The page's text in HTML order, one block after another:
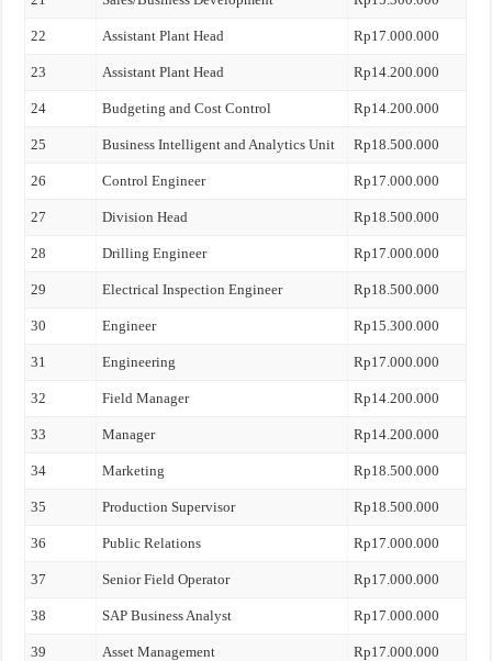
22 Assistant Plant Head Rp17.000.000
23 Assistant Plant Head Rp14.200.000
24 Budgeting and Cost Control Rp14.200.000
25 Business Intelligent and Analytics Unit Rp18.500.000
26 Control Engineer Rp17.000.000
27 Division Head Rp18.500.000
28 Drilling Engineer Rp17.000.000
29 Electrical Inspection Engineer Rp18.500.000
30 Engineer Rp15.300.000
31 Engineering Rp17.000.000
32 Field Manager Rp14.200.000
33 Manager Rp14.200.000
34 Marketing Rp18.500.000
35 Production Supervisor Rp18.500.000
36 Public Relations Rp17.000.000
37 Senior Field Operator Rp17.000.000
38 SAP Business Analyst Rp17.000.000
39 Asset Management Rp17.000.000